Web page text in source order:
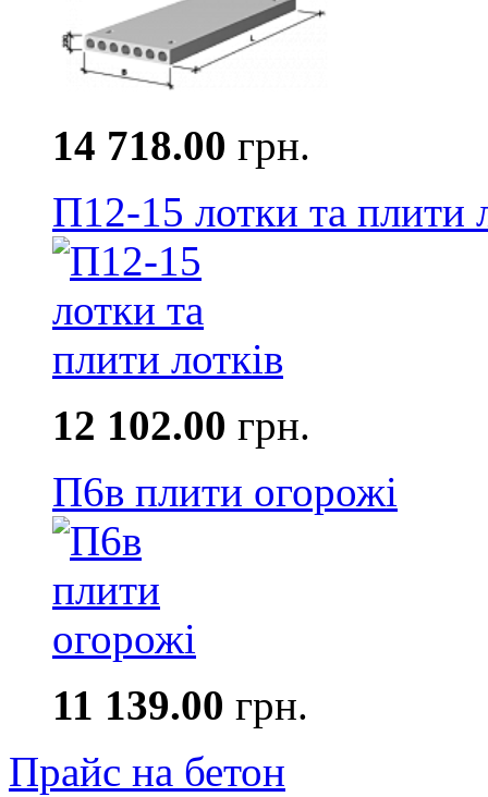
14 718.00 грн.
П12-15 лотки та плити
12 102.00 грн.
П6в плити огорожі
11 139.00 грн.
Прайс на бетон